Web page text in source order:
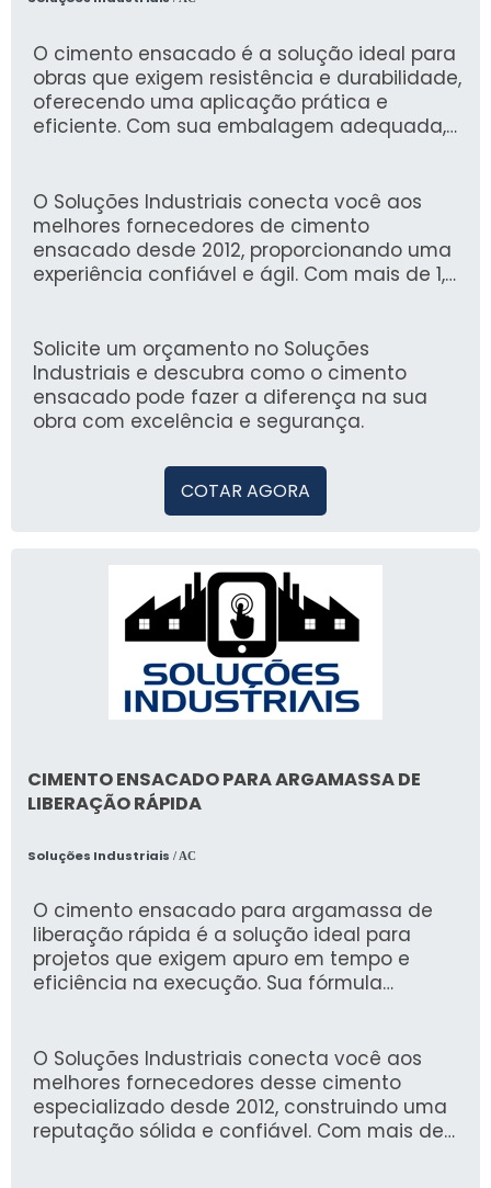
O cimento ensacado é a solução ideal para
obras que exigem resistência e durabilidade,
oferecendo uma aplicação prática e
eficiente. Com sua embalagem adequada,
material em boas condições para o uso.
O Soluções Industriais conecta você aos
melhores fornecedores de cimento
ensacado desde 2012, proporcionando uma
experiência confiável e ágil. Com mais de 1,6
opções de qualidade para atender suas
necessidades de construção.
Solicite um orçamento no Soluções
Industriais e descubra como o cimento
ensacado pode fazer a diferença na sua
obra com excelência e segurança.
COTAR AGORA
CIMENTO ENSACADO PARA ARGAMASSA DE
LIBERAÇÃO RÁPIDA
Soluções Industriais / AC
O cimento ensacado para argamassa de
liberação rápida é a solução ideal para
projetos que exigem apuro em tempo e
eficiência na execução. Sua fórmula
fixações em menor prazo, sem comprometer
a resistência e qualidade da obra.
O Soluções Industriais conecta você aos
melhores fornecedores desse cimento
especializado desde 2012, construindo uma
reputação sólida e confiável. Com mais de